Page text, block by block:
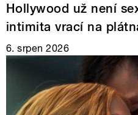
Hollywood už není
intimita vrací na
6. srpen 2026